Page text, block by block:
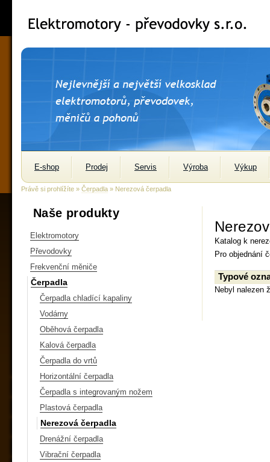
E-shop Prodej Servis Výroba Výkup
Právě si prohlížíte » Čerpadla » Nerezová čerpadla
Naše produkty
Elektromotory
Převodovky
Frekvenční měniče
Čerpadla
Čerpadla chladící kapaliny
Vodárny
Oběhová čerpadla
Kalová čerpadla
Čerpadla do vrtů
Horizontální čerpadla
Čerpadla s integrovaným nožem
Plastová čerpadla
Nerezová čerpadla
Drenážní čerpadla
Vibrační čerpadla
Katalog k
Pro objednání
Typové
Nebyl nalezen